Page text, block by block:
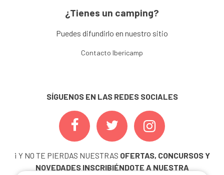
¿Tienes un camping?
Puedes difundirlo en nuestro sitio
Contacto Ibericamp
SÍGUENOS EN LAS REDES SOCIALES
¡ Y NO TE PIERDAS NUESTRAS OFERTAS, CONCURSOS Y
NOVEDADES INSCRIBIÉNDOTE A NUESTRA